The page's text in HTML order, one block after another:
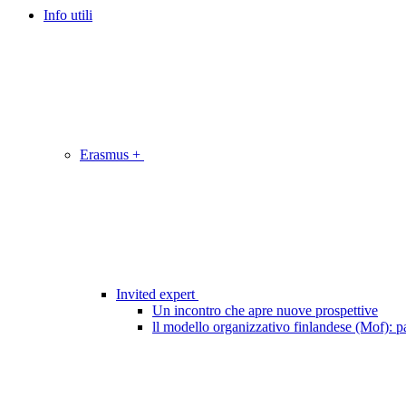
Info utili
Erasmus +
Invited expert
Un incontro che apre nuove prospettive
ll modello organizzativo finlandese (Mof):